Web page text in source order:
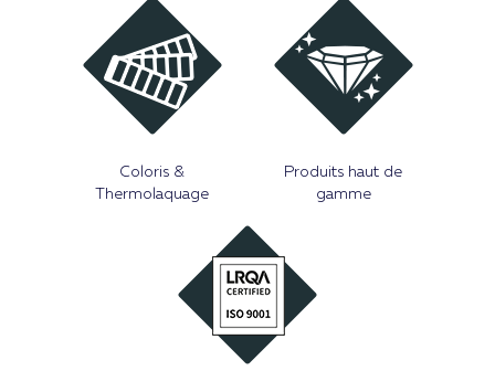
Coloris &
Thermolaquage
Produits haut de
gamme